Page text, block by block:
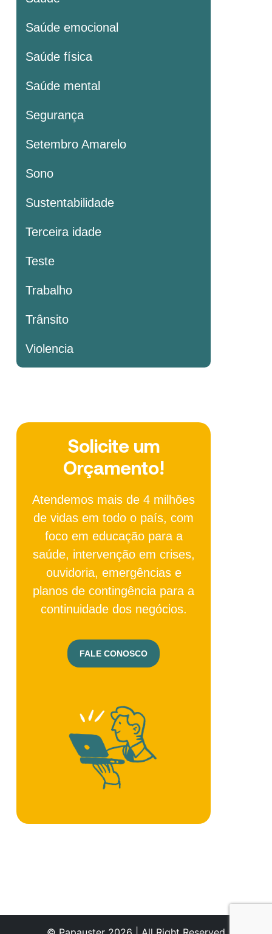
Saúde emocional
Saúde física
Saúde mental
Segurança
Setembro Amarelo
Sono
Sustentabilidade
Terceira idade
Teste
Trabalho
Trânsito
Violencia
Solicite um
Orçamento!
Atendemos mais de 4 milhões
de vidas em todo o país, com
foco em educação para a
saúde, intervenção em crises,
ouvidoria, emergências e
planos de contingência para a
continuidade dos negócios.
FALE CONOSCO